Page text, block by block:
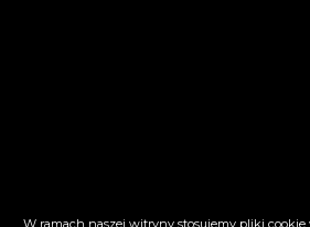
W ramach naszej witryny stosujemy pliki